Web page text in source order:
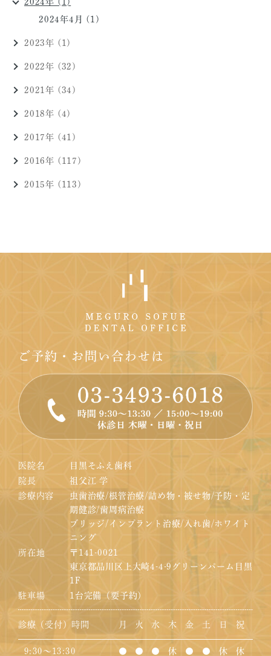
2024年4月 (1)
2023年 (1)
2022年 (32)
2021年 (34)
2018年 (4)
2017年 (41)
2016年 (117)
2015年 (113)
ご予約・お問い合わせは
医院名
目黒そふえ歯科
院長
祖父江 学
診療内容
虫歯治療/根管治療/詰め物・被せ物/予防・定
期健診/歯周病治療
ブリッジ/インプラント治療/入れ歯/ホワイト
ニング
所在地
〒141-0021
東京都品川区上大崎4-4-9グリーンパーム目黒
1F
駐車場
1台完備（要予約）
診療（受付）時間 月 火 水 木 金 土 日 祝
9:30～13:30 ● ● ● 休 ● ● 休
休